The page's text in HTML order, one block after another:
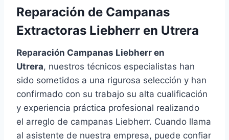
Reparación de Campanas
Extractoras Liebherr en Utrera
Reparación Campanas Liebherr en
Utrera, nuestros técnicos especialistas han
sido sometidos a una rigurosa selección y han
confirmado con su trabajo su alta cualificación
y experiencia práctica profesional realizando
el arreglo de campanas Liebherr. Cuando llama
al asistente de nuestra empresa, puede confiar